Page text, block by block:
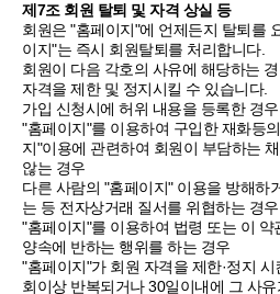
제7조 회원 탈퇴 및 자격 상실 등
회원은 "홈페이지"에 언제든지 탈퇴를
이지"는 즉시 회원탈퇴를 처리합니다.
회원이 다음 각호의 사유에 해당하는
자격을 제한 및 정지시킬 수 있습니다.
가입 신청시에 허위 내용을 등록한 경우
"홈페이지"를 이용하여 구입한 재화등
지"이용에 관련하여 회원이 부담하는
않는 경우
다른 사람의 "홈페이지" 이용을 방해하
는 등 전자상거래 질서를 위협하는 경우
"홈페이지"를 이용하여 법령 또는 이 약
양속에 반하는 행위를 하는 경우
"홈페이지"가 회원 자격을 제한·정지
회이상 반복되거나 30일이내에 그 사